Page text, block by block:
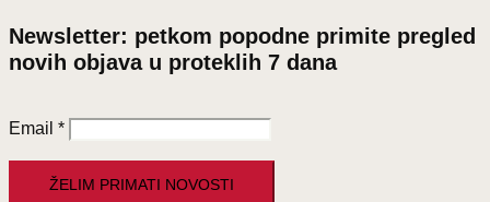
Newsletter: petkom popodne primite pregled
novih objava u proteklih 7 dana
Email *